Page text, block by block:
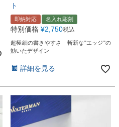
ト
即納対応 名入れ彫刻
特別価格 ¥2,750税込
超極細の書きやすさ 斬新な"エッジ"の
効いたデザイン
詳細を見る